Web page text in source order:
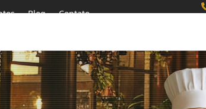
Blog Contato